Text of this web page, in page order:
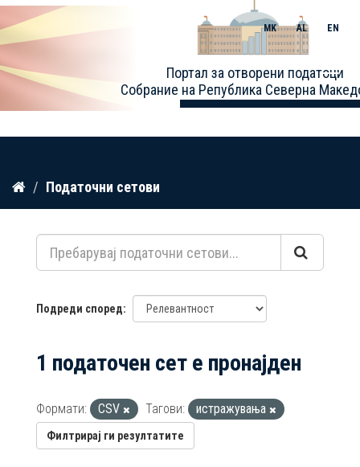
Прескокнете
содржина
Портал за отворени податоци
Собрание на Република Северна
MK AL EN
Toggle
Податочни сетови
Подреди според
1 податочен сет е пронајден
Формати: CSV Тагови: истражувања
Филтрирај ги резултатите